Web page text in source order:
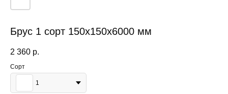
Брус 1 сорт 150x150x6000 мм
2 360 р.
Сорт
1